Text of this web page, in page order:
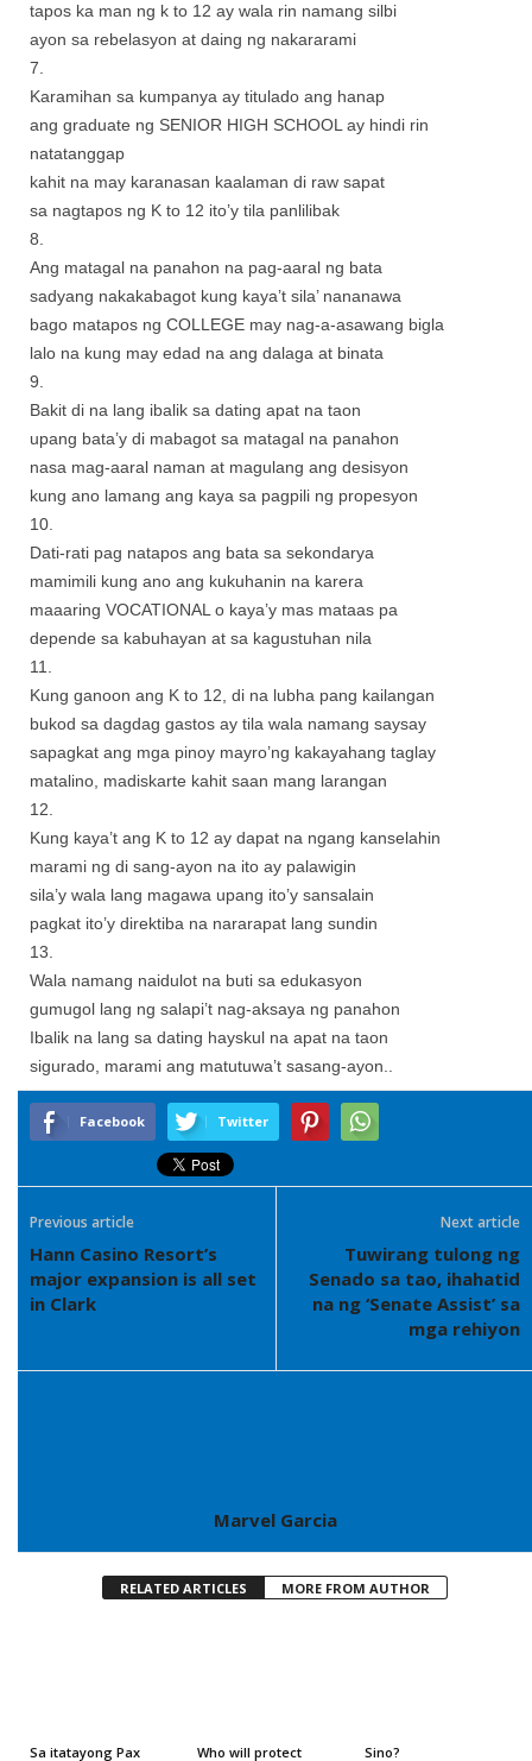
tapos ka man ng k to 12 ay wala rin namang silbi
ayon sa rebelasyon at daing ng nakararami
7.
Karamihan sa kumpanya ay titulado ang hanap
ang graduate ng SENIOR HIGH SCHOOL ay hindi rin
natatanggap
kahit na may karanasan kaalaman di raw sapat
sa nagtapos ng K to 12 ito’y tila panlilibak
8.
Ang matagal na panahon na pag-aaral ng bata
sadyang nakakabagot kung kaya’t sila’ nananawa
bago matapos ng COLLEGE may nag-a-asawang bigla
lalo na kung may edad na ang dalaga at binata
9.
Bakit di na lang ibalik sa dating apat na taon
upang bata’y di mabagot sa matagal na panahon
nasa mag-aaral naman at magulang ang desisyon
kung ano lamang ang kaya sa pagpili ng propesyon
10.
Dati-rati pag natapos ang bata sa sekondarya
mamimili kung ano ang kukuhanin na karera
maaaring VOCATIONAL o kaya’y mas mataas pa
depende sa kabuhayan at sa kagustuhan nila
11.
Kung ganoon ang K to 12, di na lubha pang kailangan
bukod sa dagdag gastos ay tila wala namang saysay
sapagkat ang mga pinoy mayro’ng kakayahang taglay
matalino, madiskarte kahit saan mang larangan
12.
Kung kaya’t ang K to 12 ay dapat na ngang kanselahin
marami ng di sang-ayon na ito ay palawigin
sila’y wala lang magawa upang ito’y sansalain
pagkat ito’y direktiba na nararapat lang sundin
13.
Wala namang naidulot na buti sa edukasyon
gumugol lang ng salapi’t nag-aksaya ng panahon
Ibalik na lang sa dating hayskul na apat na taon
sigurado, marami ang matutuwa’t sasang-ayon..
Facebook Twitter
Previous article
Hann Casino Resort’s
major expansion is all set
in Clark
Next article
Tuwirang tulong ng
Senado sa tao, ihahatid
na ng ‘Senate Assist’ sa
mga rehiyon
Marvel Garcia
RELATED ARTICLES MORE FROM AUTHOR
Sa itatayong Pax
Who will protect
Sino?